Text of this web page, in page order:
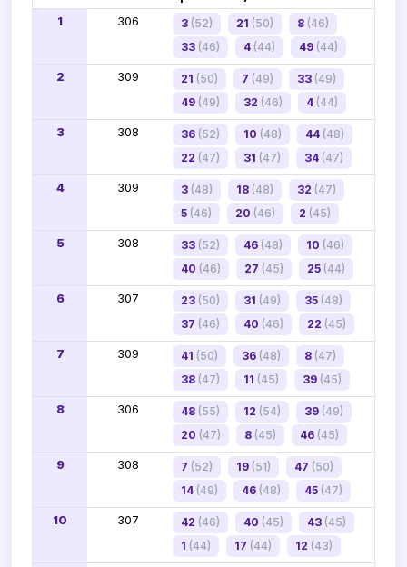
1
306 3 (52) 21 (50) 8 (46)
33 (46) 4 (44) 49 (44)
2 309 21 (50) 7 (49) 33 (49)
49 (49) 32 (46) 4 (44)
3 308 36 (52) 10 (48) 44 (48)
22 (47) 31 (47) 34 (47)
4 309 3 (48) 18 (48) 32 (47)
5 (46) 20 (46) 2 (45)
5 308 33 (52) 46 (48) 10 (46)
40 (46) 27 (45) 25 (44)
6 307 23 (50) 31 (49) 35 (48)
37 (46) 40 (46) 22 (45)
7 309 41 (50) 36 (48) 8 (47)
38 (47) 11 (45) 39 (45)
8 306 48 (55) 12 (54) 39 (49)
20 (47) 8 (45) 46 (45)
9 308 7 (52) 19 (51) 47 (50)
14 (49) 46 (48) 45 (47)
10 307 42 (46) 40 (45) 43 (45)
1 (44) 17 (44) 12 (43)